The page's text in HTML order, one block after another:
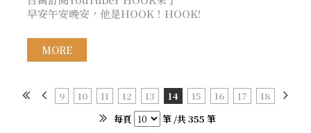
早安午安晚安，他是HOOK！HOOK!
MORE
9 10 11 12 13 14 15 16 17
18
每頁
筆 /共 355 筆